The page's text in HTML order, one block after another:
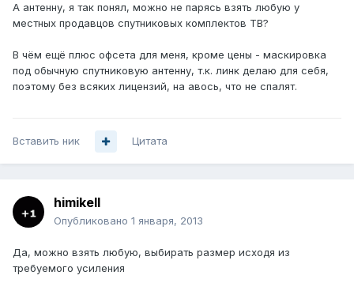
А антенну, я так понял, можно не парясь взять любую у
местных продавцов спутниковых комплектов ТВ?
В чём ещё плюс офсета для меня, кроме цены - маскировка
под обычную спутниковую антенну, т.к. линк делаю для себя,
поэтому без всяких лицензий, на авось, что не спалят.
Вставить ник Цитата
himikell
Опубликовано 1 января, 2013
Да, можно взять любую, выбирать размер исходя из
требуемого усиления